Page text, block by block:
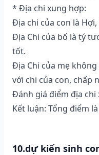
* Địa chi xung hợp:
Địa chi của con là
Địa Chi của bố là tý
tốt.
Địa Chi của mẹ
với chi của con, chấp
Đánh giá điểm địa chi
Kết luận: Tổng điểm
10.dự kiến sinh